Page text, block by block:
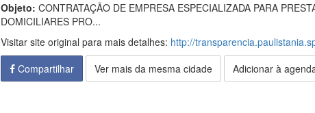
Objeto: CONTRATAÇÃO DE EMPRESA ESPECIALIZADA PARA
DOMICILIARES PRO...
Visitar site original para mais detalhes: http://
Compartilhar
Ver mais da mesma cidade Adicionar à